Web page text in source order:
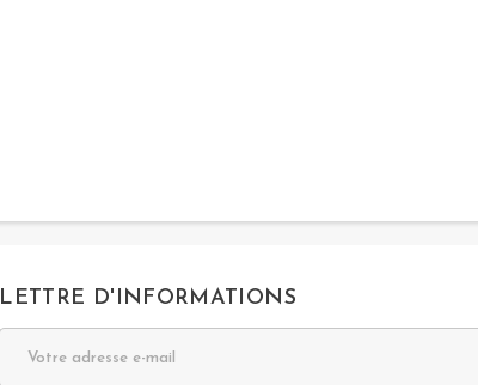
LETTRE D'INFORMATIONS